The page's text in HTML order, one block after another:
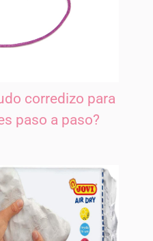
corredizo para
paso a paso?